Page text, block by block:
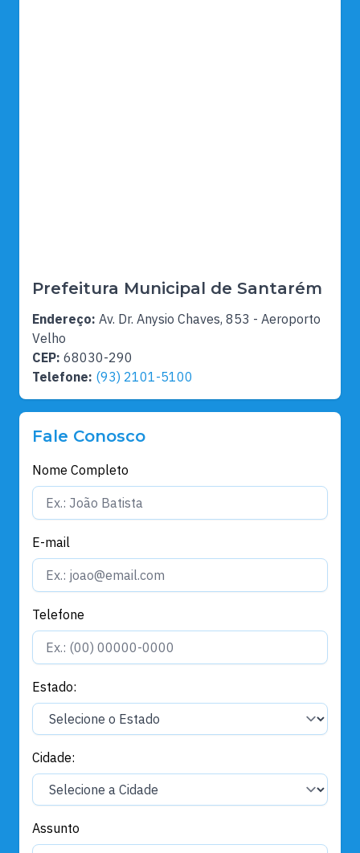
Prefeitura Municipal de Santarém
Endereço: Av. Dr. Anysio Chaves, 853 - Aeroporto
Velho
CEP: 68030-290
Telefone: (93) 2101-5100
Fale Conosco
Nome Completo
E-mail
Telefone
Estado:
Cidade:
Assunto